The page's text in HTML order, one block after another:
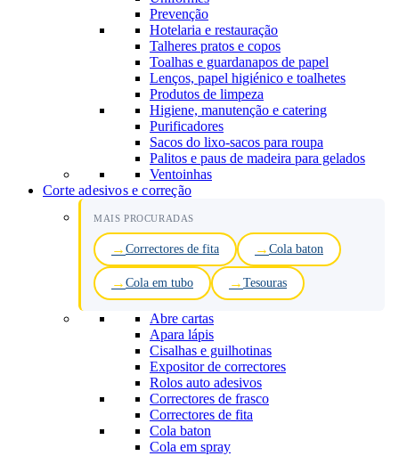
Prevenção
Hotelaria e restauração
Talheres pratos e copos
Toalhas e guardanapos de papel
Lenços, papel higiénico e toalhetes
Produtos de limpeza
Higiene, manutenção e catering
Purificadores
Sacos do lixo-sacos para roupa
Palitos e paus de madeira para gelados
Ventoinhas
Corte adesivos e correção
MAIS PROCURADAS
Correctores de fita Cola baton
Cola em tubo Tesouras
Abre cartas
Apara lápis
Cisalhas e guilhotinas
Expositor de correctores
Rolos auto adesivos
Correctores de frasco
Correctores de fita
Cola baton
Cola em spray